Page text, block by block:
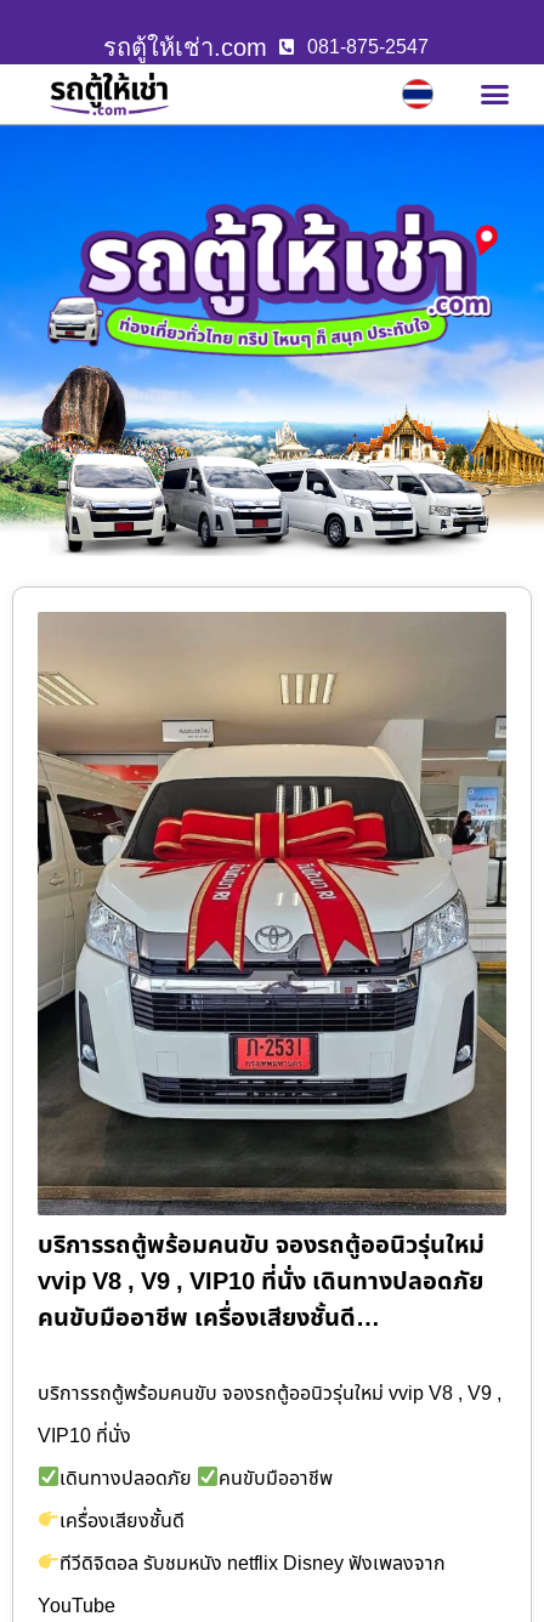
รถตู้ให้เช่า.com 081-875-2547
บริการรถตู้พร้อมคนขับ จองรถตู้ออนิวรุ่นใหม่
vvip V8 , V9 , VIP10 ที่นั่ง เดินทางปลอดภัย
คนขับมืออาชีพ เครื่องเสียงชั้นดี…
บริการรถตู้พร้อมคนขับ จองรถตู้ออนิวรุ่นใหม่ vvip V8 , V9 ,
VIP10 ที่นั่ง
เดินทางปลอดภัย
คนขับมืออาชีพ
เครื่องเสียงชั้นดี
ทีวีดิจิตอล รับชมหนัง netflix Disney ฟังเพลงจาก
YouTube